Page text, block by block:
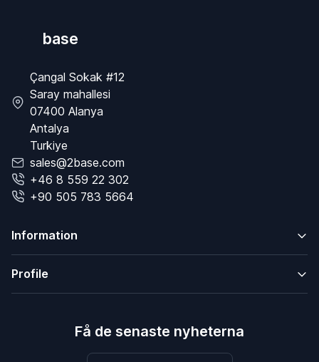
base
Çangal Sokak #12
Saray mahallesi
07400 Alanya
Antalya
Turkiye
sales@2base.com
+46 8 559 22 302
+90 505 783 5664
Information
Profile
Få de senaste nyheterna